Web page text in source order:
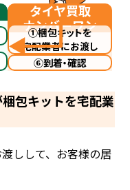
タイヤ買取
ナンバーワン
①梱包キットを
宅配業者にお渡し
⑥到着・確認
包キットを宅配業
しして、お客様の居